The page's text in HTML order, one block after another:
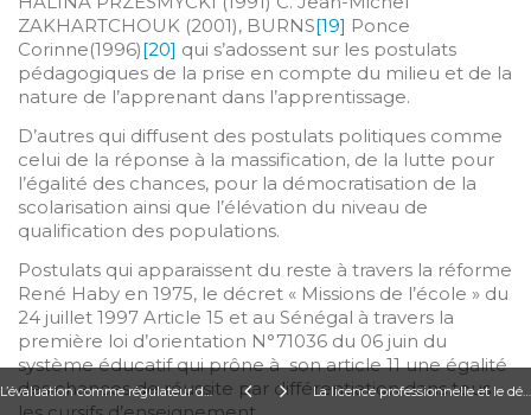
ZAKHARTCHOUK (2001), BURNS[19] Ponce
Corinne(1996)[20] qui s’adossent sur les postulats
pédagogiques de la prise en compte du milieu et de la
nature de l’apprenant dans l’apprentissage.
D’autres qui diffusent des postulats politiques comme
celui de la réponse à la massification, de la lutte pour
l’égalité des chances, pour la démocratisation de la
scolarisation ainsi que l’élévation du niveau de
qualification des populations.
Postulats qui apparaissent du reste à travers la réforme
René Haby en 1975, le décret « Missions de l’école » du
24 juillet 1997 Article 15 et au Sénégal à travers la
première loi d’orientation N°71036 du 06 juin du
système éducatif qui prône à son article 11 une égalité
des chances de réussite par différentiation dans tous
L’évaluation comme régulateur de l’apprentissage/enseignement contextualisés authentiques Nadia Elmechrafi nadelmechrafi2011@gmail.com Abdellatif Chiadli a.chiadli@um5s.net.ma La licence professionnelle et le développement des compétences dans l’enseignement supérieur Madi Yassa Goundiam goundiam_madi_y@yahoo.fr - madi.y.goundiam@hotmail.com